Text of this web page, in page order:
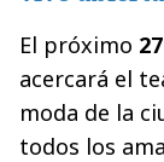
El próximo
acercará el
moda de la
todos los